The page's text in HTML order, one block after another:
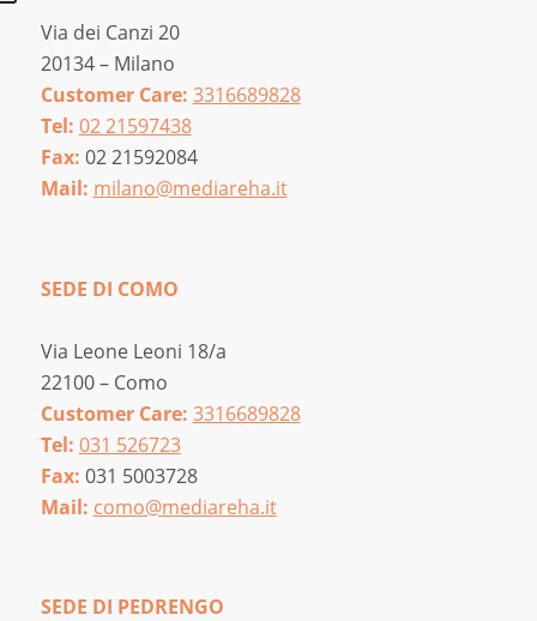
Via dei Canzi 20
20134 – Milano
Customer Care: 3316689828
Tel: 02 21597438
Fax: 02 21592084
Mail: milano@mediareha.it
SEDE DI COMO
Via Leone Leoni 18/a
22100 – Como
Customer Care: 3316689828
Tel: 031 526723
Fax: 031 5003728
Mail: como@mediareha.it
SEDE DI PEDRENGO